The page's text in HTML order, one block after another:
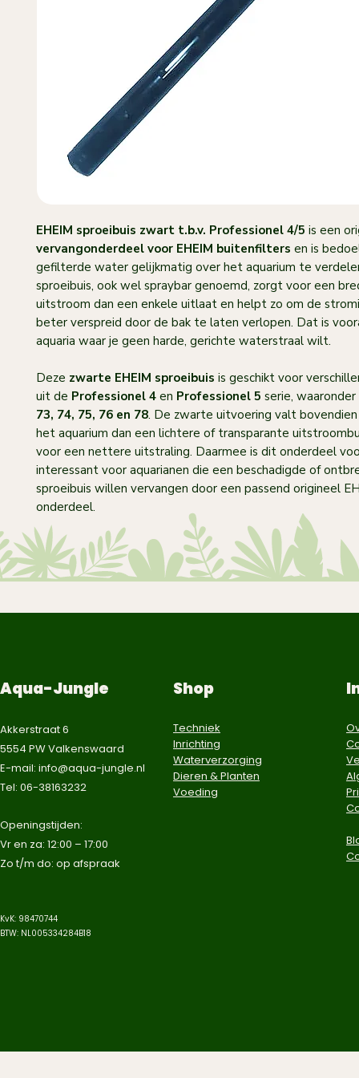
EHEIM sproeibuis zwart t.b.v. Professionel 4/5 is een
vervangonderdeel voor EHEIM buitenfilters en is
gefilterde water gelijkmatig over het aquarium te
sproeibuis, ook wel spraybar genoemd, zorgt voor een
uitstroom dan een enkele uitlaat en helpt zo om de
beter verspreid door de bak te laten verlopen. Dat is
aquaria waar je geen harde, gerichte waterstraal wilt.
Deze zwarte EHEIM sproeibuis is geschikt voor
uit de Professionel 4 en Professionel 5 serie,
73, 74, 75, 76 en 78. De zwarte uitvoering valt
het aquarium dan een lichtere of transparante
voor een nettere uitstraling. Daarmee is dit onderdeel
interessant voor aquarianen die een beschadigde of
sproeibuis willen vervangen door een passend origineel
onderdeel.
Aqua-Jungle
Akkerstraat 6
5554 PW Valkenswaard
E-mail: info@aqua-jungle.nl
Tel: 06-38163232
​Openingstijden:
Vr en za: 12:00 – 17:00
Zo t/m do: op afspraak​
KvK: 98470744
BTW: NL005334284B18
Shop
Techniek
Inrichting
Waterverzorging
Dieren & Planten
Voeding